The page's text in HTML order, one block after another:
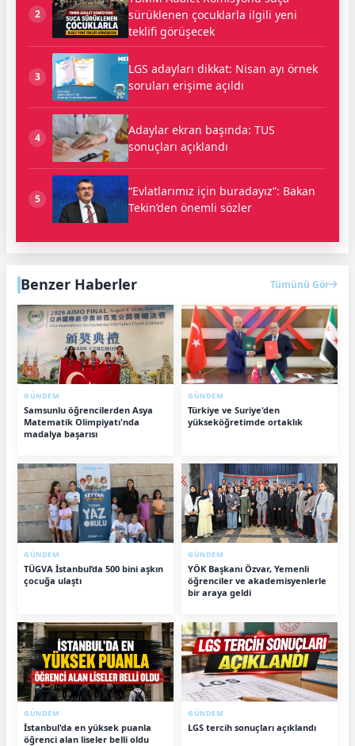
2
sürüklenen çocuklarla ilgili yeni
teklifi görüşecek
3
LGS adayları dikkat: Nisan ayı örnek
soruları erişime açıldı
4
Adaylar ekran başında: TUS
sonuçları açıklandı
5
“Evlatlarımız için buradayız”: Bakan
Tekin’den önemli sözler
Benzer Haberler Tümünü Gör
GÜNDEM
Samsunlu öğrencilerden Asya
Matematik Olimpiyatı'nda
madalya başarısı
GÜNDEM
Türkiye ve Suriye'den
yükseköğretimde ortaklık
GÜNDEM
TÜGVA İstanbul’da 500 bini aşkın
çocuğa ulaştı
GÜNDEM
YÖK Başkanı Özvar, Yemenli
öğrenciler ve akademisyenlerle
bir araya geldi
GÜNDEM
İstanbul'da en yüksek puanla
öğrenci alan liseler belli oldu
GÜNDEM
LGS tercih sonuçları açıklandı